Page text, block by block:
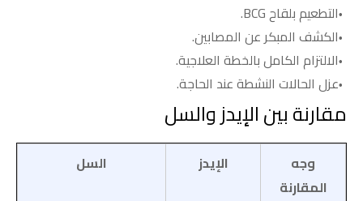
التطعيم بلقاح BCG.
الكشف المبكر عن المصابين.
الالتزام الكامل بالخطة العلاجية.
عزل الحالات النشطة عند الحاجة.
مقارنة بين الإيدز والسل
وجه
المقارنة
الإيدز السل